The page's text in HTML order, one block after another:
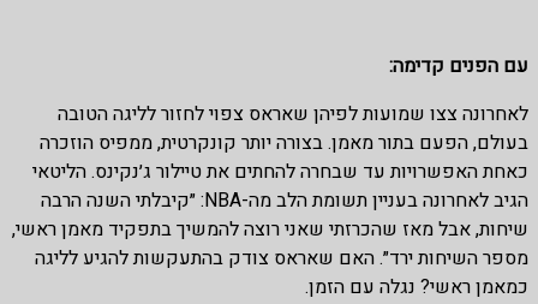
עם הפנים קדימה:
לאחרונה צצו שמועות לפיהן שאראס צפוי לחזור לליגה הטובה
בעולם, הפעם בתור מאמן. בצורה יותר קונקרטית, ממפיס הוזכרה
כאחת האפשרויות עד שבחרה להחתים את טיילור ג׳נקינס. הליטאי
הגיב לאחרונה בעניין תשומת הלב מה-NBA: ״קיבלתי השנה הרבה
שיחות, אבל מאז שהכרזתי שאני רוצה להמשיך בתפקיד מאמן ראשי,
מספר השיחות ירד״. האם שאראס צודק בהתעקשות להגיע לליגה
כמאמן ראשי? נגלה עם הזמן.